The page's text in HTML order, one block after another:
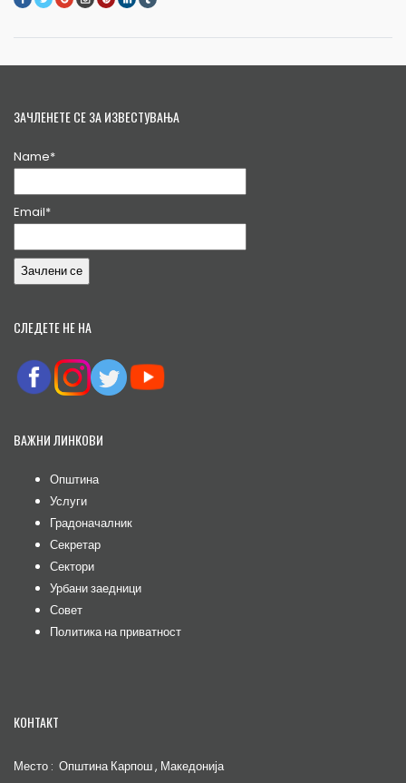
ЗАЧЛЕНЕТЕ СЕ ЗА ИЗВЕСТУВАЊА
Name*
Email*
СЛЕДЕТЕ НЕ НА
ВАЖНИ ЛИНКОВИ
Општина
Услуги
Градоначалник
Секретар
Сектори
Урбани заедници
Совет
Политика на приватност
КОНТАКТ
Место : Општина Карпош , Македонија